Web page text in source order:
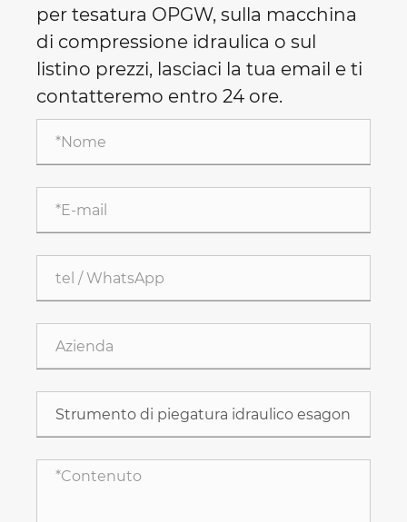
per tesatura OPGW, sulla macchina
di compressione idraulica o sul
listino prezzi, lasciaci la tua email e ti
contatteremo entro 24 ore.